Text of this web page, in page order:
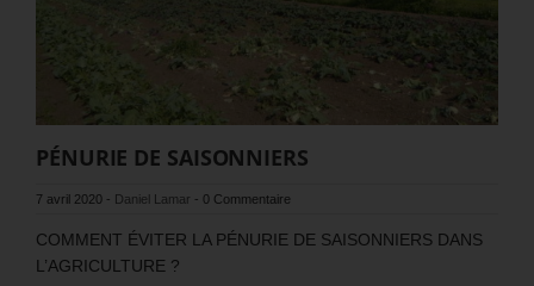
PÉNURIE DE SAISONNIERS
7 avril 2020 - Daniel Lamar - 0 Commentaire
COMMENT ÉVITER LA PÉNURIE DE SAISONNIERS DANS
L’AGRICULTURE ?